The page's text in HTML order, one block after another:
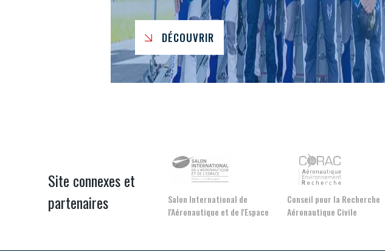
DÉCOUVRIR
Site connexes et
partenaires
Salon International de
l'Aéronautique et de l'Espace
Conseil pour la Recherche
Aéronautique Civile